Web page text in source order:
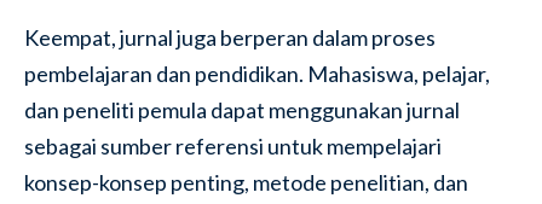
Keempat, jurnal juga berperan dalam proses
pembelajaran dan pendidikan. Mahasiswa, pelajar,
dan peneliti pemula dapat menggunakan jurnal
sebagai sumber referensi untuk mempelajari
konsep-konsep penting, metode penelitian, dan